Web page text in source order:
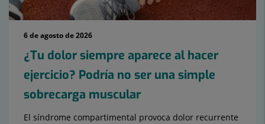
6 de agosto de 2026
¿Tu dolor siempre aparece al hacer
ejercicio? Podría no ser una simple
sobrecarga muscular
El síndrome compartimental provoca dolor recurrente